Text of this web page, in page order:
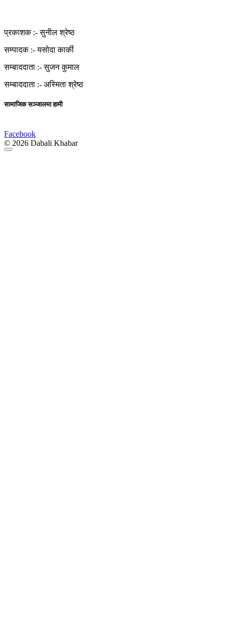
प्रकाशक :-सुनील श्रेष्ठ
सम्पादक :-यसोदा कार्की
सम्बाददाता :-सुजन कुमाल
सम्बाददाता :- अस्मिता श्रेष्ठ
सामाजिक सञ्जालमा हामी
Facebook
© 2026 Dabali Khabar